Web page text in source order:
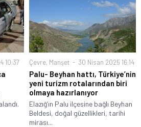
10:37 Çevre, Manşet 30 Nisan 2025 16:14
Palu- Beyhan hattı, Türkiye’nin
yeni turizm rotalarından biri
olmaya hazırlanıyor
Elazığ’ın Palu ilçesine bağlı Beyhan
Beldesi, doğal güzellikleri, tarihi
mirası...